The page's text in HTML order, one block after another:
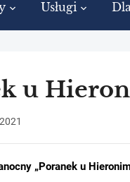
Usługi
u
„Poranek u